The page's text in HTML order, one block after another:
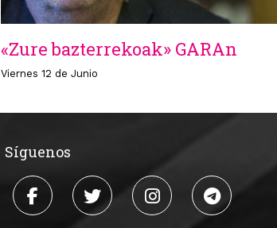
«Zure bazterrekoak» GARAn
Viernes 12 de Junio
Síguenos